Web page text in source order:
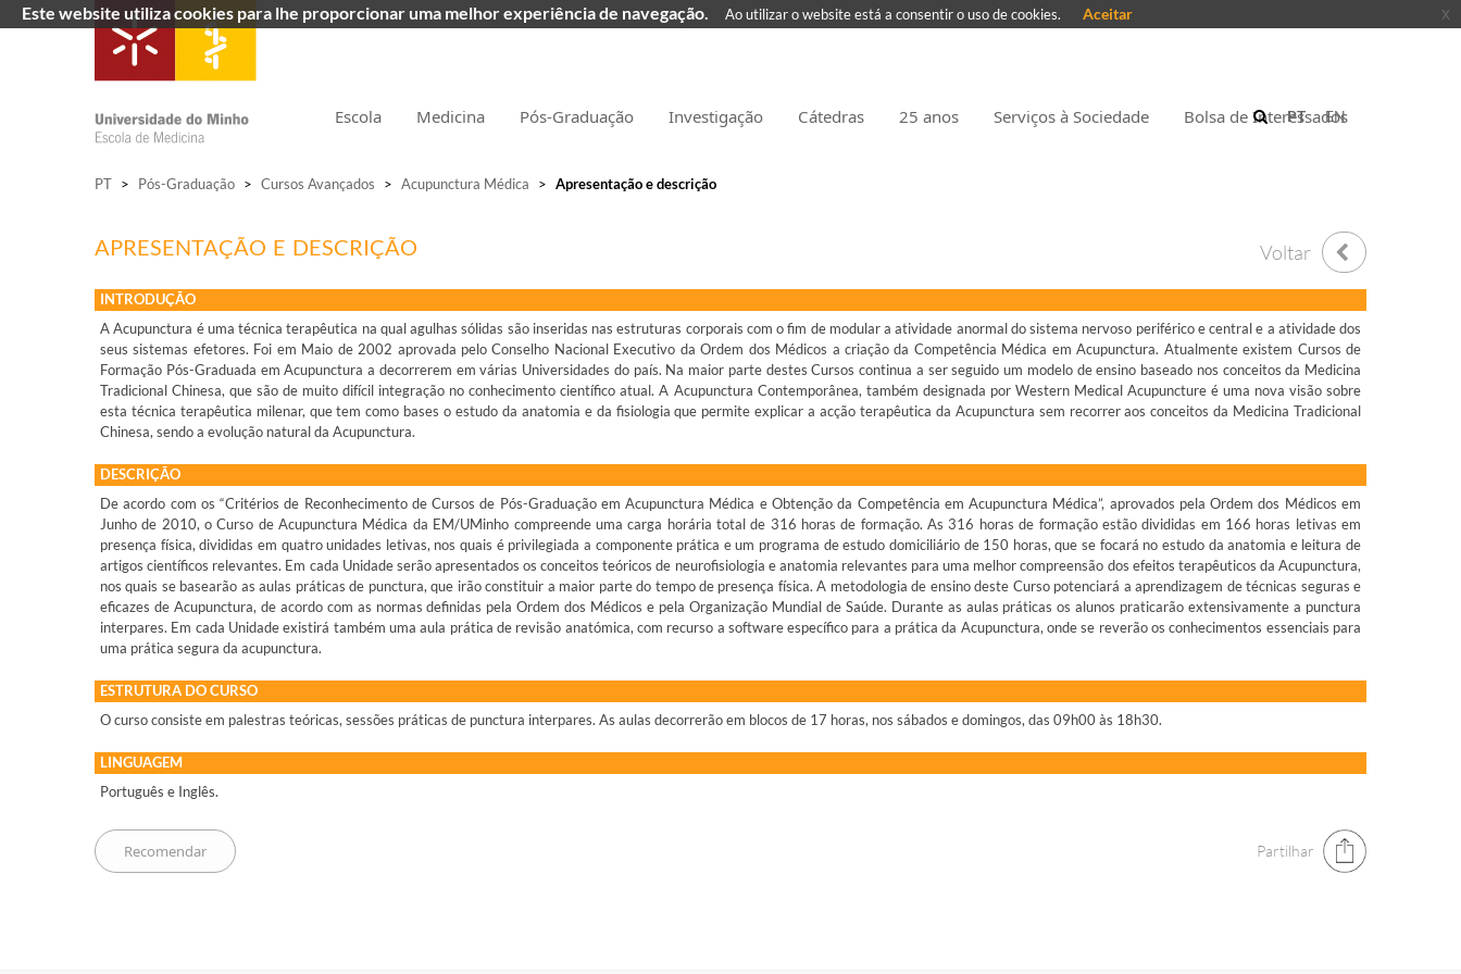
Escola Medicina Pós-Graduação Investigação Cátedras 25 anos Serviços à Sociedade Bolsa de Interessados
EN
PT
PT > Pós-Graduação > Cursos Avançados > Acupunctura Médica > Apresentação e descrição
APRESENTAÇÃO E DESCRIÇÃO Voltar
INTRODUÇÃO
A Acupunctura é uma técnica terapêutica na qual agulhas sólidas são inseridas nas estruturas corporais com o fim de modular a atividade anormal do sistema nervoso periférico e central e a atividade dos
seus sistemas efetores. Foi em Maio de 2002 aprovada pelo Conselho Nacional Executivo da Ordem dos Médicos a criação da Competência Médica em Acupunctura. Atualmente existem Cursos de
Formação Pós-Graduada em Acupunctura a decorrerem em várias Universidades do país. Na maior parte destes Cursos continua a ser seguido um modelo de ensino baseado nos conceitos da Medicina
Tradicional Chinesa, que são de muito difícil integração no conhecimento científico atual. A Acupunctura Contemporânea, também designada por Western Medical Acupuncture é uma nova visão sobre
esta técnica terapêutica milenar, que tem como bases o estudo da anatomia e da fisiologia que permite explicar a acção terapêutica da Acupunctura sem recorrer aos conceitos da Medicina Tradicional
Chinesa, sendo a evolução natural da Acupunctura.
DESCRIÇÃO
De acordo com os “Critérios de Reconhecimento de Cursos de Pós-Graduação em Acupunctura Médica e Obtenção da Competência em Acupunctura Médica”, aprovados pela Ordem dos Médicos em
Junho de 2010, o Curso de Acupunctura Médica da EM/UMinho compreende uma carga horária total de 316 horas de formação. As 316 horas de formação estão divididas em 166 horas letivas em
presença física, divididas em quatro unidades letivas, nos quais é privilegiada a componente prática e um programa de estudo domiciliário de 150 horas, que se focará no estudo da anatomia e leitura de
artigos científicos relevantes. Em cada Unidade serão apresentados os conceitos teóricos de neurofisiologia e anatomia relevantes para uma melhor compreensão dos efeitos terapêuticos da Acupunctura,
nos quais se basearão as aulas práticas de punctura, que irão constituir a maior parte do tempo de presença física. A metodologia de ensino deste Curso potenciará a aprendizagem de técnicas seguras e
eficazes de Acupunctura, de acordo com as normas definidas pela Ordem dos Médicos e pela Organização Mundial de Saúde. Durante as aulas práticas os alunos praticarão extensivamente a punctura
interpares. Em cada Unidade existirá também uma aula prática de revisão anatómica, com recurso a software específico para a prática da Acupunctura, onde se reverão os conhecimentos essenciais para
uma prática segura da acupunctura.
ESTRUTURA DO CURSO
O curso consiste em palestras teóricas, sessões práticas de punctura interpares. As aulas decorrerão em blocos de 17 horas, nos sábados e domingos, das 09h00 às 18h30.
LINGUAGEM
Português e Inglês.
Partilhar
Este website utiliza cookies para lhe proporcionar uma melhor experiência de navegação. Ao utilizar o website está a consentir o uso de cookies. Aceitar x